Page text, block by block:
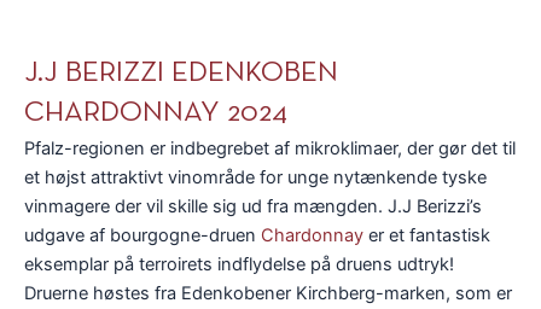
J.J BERIZZI EDENKOBEN
CHARDONNAY 2024
Pfalz-regionen er indbegrebet af mikroklimaer, der gør det til
et højst attraktivt vinområde for unge nytænkende tyske
vinmagere der vil skille sig ud fra mængden. J.J Berizzi’s
udgave af bourgogne-druen Chardonnay er et fantastisk
eksemplar på terroirets indflydelse på druens udtryk!
Druerne høstes fra Edenkobener Kirchberg-marken, som er